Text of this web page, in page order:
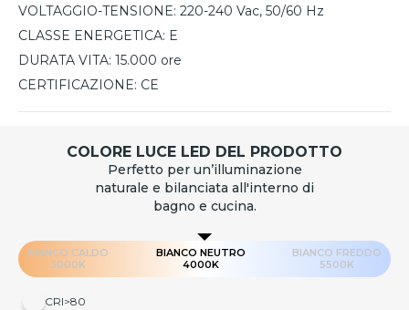
VOLTAGGIO-TENSIONE: 220-240 Vac, 50/60 Hz
CLASSE ENERGETICA: E
DURATA VITA: 15.000 ore
CERTIFICAZIONE: CE
COLORE LUCE LED DEL PRODOTTO
Perfetto per un’illuminazione
naturale e bilanciata all'interno di
bagno e cucina.
BIANCO CALDO
3000K
BIANCO NEUTRO
4000K
BIANCO FREDDO
5500K
CRI>80